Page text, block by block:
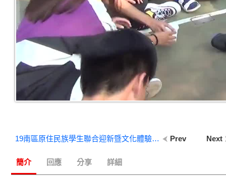
Prev
19南區原住民族學生聯合迎新暨文化體驗營-【同鄒共聚】小組共聚吃早餐早上集合 Next
簡介 回應 分享 詳細